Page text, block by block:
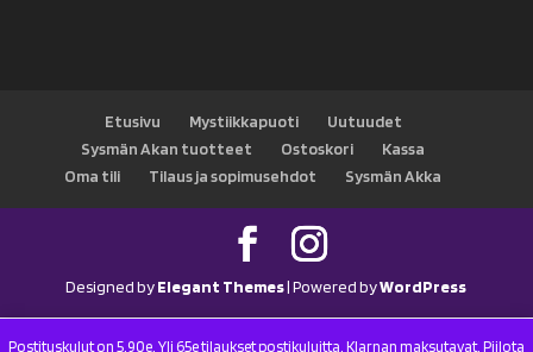
Postituskulut on 5.90e. Yli 65e tilaukset postikuluitta. Klarnan maksutavat. Piilota
Etusivu Mystiikkapuoti
Uutuudet
Sysmän Akan tuotteet
Ostoskori
Kassa
Oma tili
Tilaus ja sopimusehdot Sysmän Akka
Designed byElegant Themes| Powered byWordPress